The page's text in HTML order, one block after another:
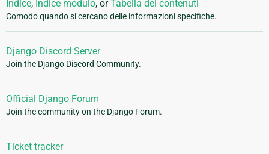
Indice, Indice modulo, orTabella dei contenuti
Comodo quando si cercano delle informazioni specifiche.
Django Discord Server
Join the Django Discord Community.
Official Django Forum
Join the community on the Django Forum.
Ticket tracker